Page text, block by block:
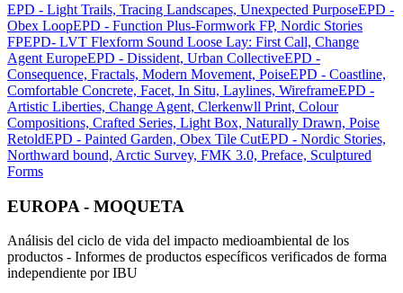
EPD - Light Trails, Tracing Landscapes, Unexpected PurposeEPD -
Obex LoopEPD - Function Plus-Formwork FP, Nordic Stories
FPEPD- LVT Flexform Sound Loose Lay: First Call, Change
Agent EuropeEPD - Dissident, Urban CollectiveEPD -
Consequence, Fractals, Modern Movement, PoiseEPD - Coastline,
Comfortable Concrete, Facet, In Situ, Laylines, WireframeEPD -
Artistic Liberties, Change Agent, Clerkenwll Print, Colour
Compositions, Crafted Series, Light Box, Naturally Drawn, Poise
RetoldEPD - Painted Garden, Obex Tile CutEPD - Nordic Stories,
Northward bound, Arctic Survey, FMK 3.0, Preface, Sculptured
Forms
EUROPA - MOQUETA
Análisis del ciclo de vida del impacto medioambiental de los
productos - Informes de productos específicos verificados de forma
independiente por IBU